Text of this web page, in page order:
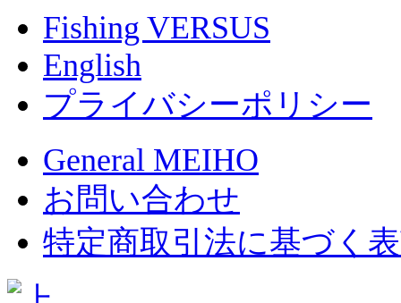
Fishing VERSUS
English
プライバシーポリシー
General MEIHO
お問い合わせ
特定商取引法に基づく